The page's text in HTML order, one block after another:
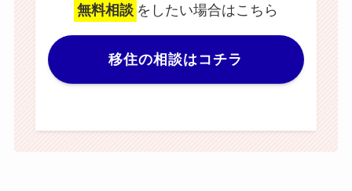
無料相談 をしたい場合はこちら
移住の相談はコチラ